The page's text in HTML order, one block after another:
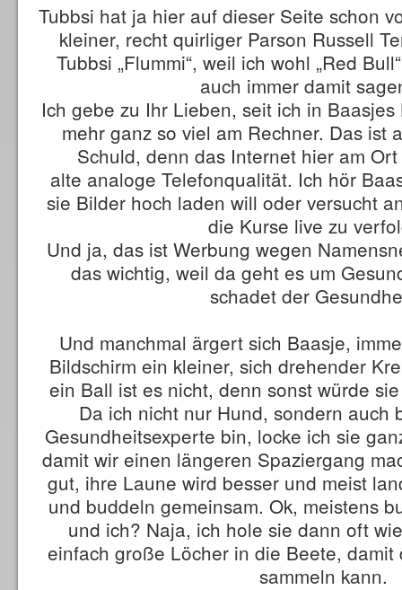
Tubbsi hat ja hier auf dieser Seite schon
kleiner, recht quirliger Parson Russell
Tubbsi „Flummi“, weil ich wohl „Red
auch immer damit
Ich gebe zu Ihr Lieben, seit ich in
mehr ganz so viel am Rechner. Das ist
Schuld, denn das Internet hier am
alte analoge Telefonqualität. Ich hör
sie Bilder hoch laden will oder versucht
die Kurse live zu
Und ja, das ist Werbung wegen
das wichtig, weil da geht es um
schadet der
Und manchmal ärgert sich Baasje,
Bildschirm ein kleiner, sich drehender
ein Ball ist es nicht, denn sonst würde
Da ich nicht nur Hund, sondern auch
Gesundheitsexperte bin, locke ich sie
damit wir einen längeren Spaziergang
gut, ihre Laune wird besser und meist
und buddeln gemeinsam. Ok, meistens
und ich? Naja, ich hole sie dann oft
einfach große Löcher in die Beete, damit
sammeln kann.